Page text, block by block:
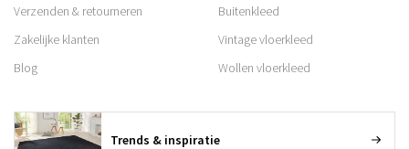
Verzenden & retourneren
Zakelijke klanten
Blog
Buitenkleed
Vintage vloerkleed
Wollen vloerkleed
Trends & inspiratie